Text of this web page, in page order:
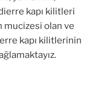
kapı kilitleri
mucizesi olan ve
kapı kilitlerinin